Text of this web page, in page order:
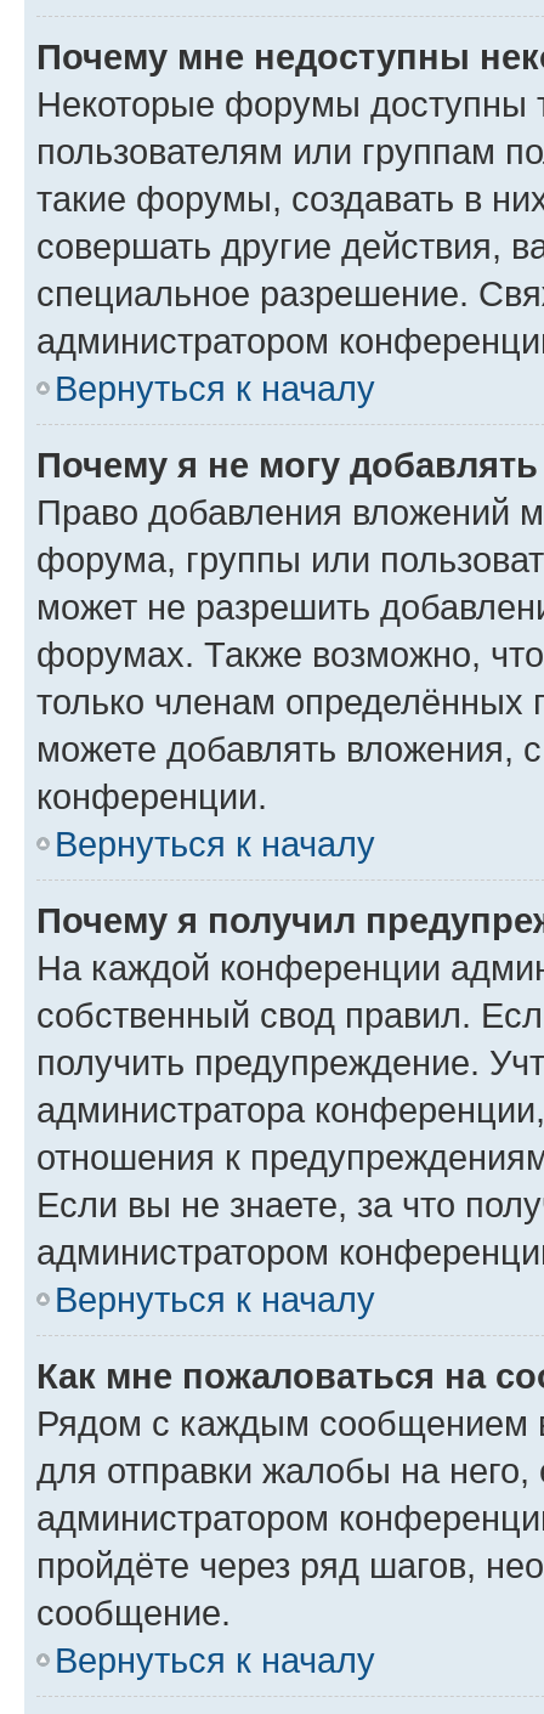
Почему мне недоступны
Некоторые форумы доступны
пользователям или группам
такие форумы, создавать в
совершать другие действия,
специальное разрешение.
администратором
Вернуться к началу
Почему я не могу
Право добавления вложений
форума, группы или
может не разрешить
форумах. Также возможно,
только членам определённых
можете добавлять вложения,
конференции.
Вернуться к началу
Почему я получил
На каждой конференции
собственный свод правил.
получить предупреждение.
администратора
отношения к
Если вы не знаете, за что
администратором
Вернуться к началу
Как мне пожаловаться на
Рядом с каждым сообщением
для отправки жалобы на
администратором
пройдёте через ряд шагов,
сообщение.
Вернуться к началу